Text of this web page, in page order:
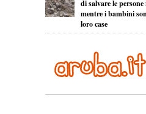
di salvare le
mentre i bambini
loro case